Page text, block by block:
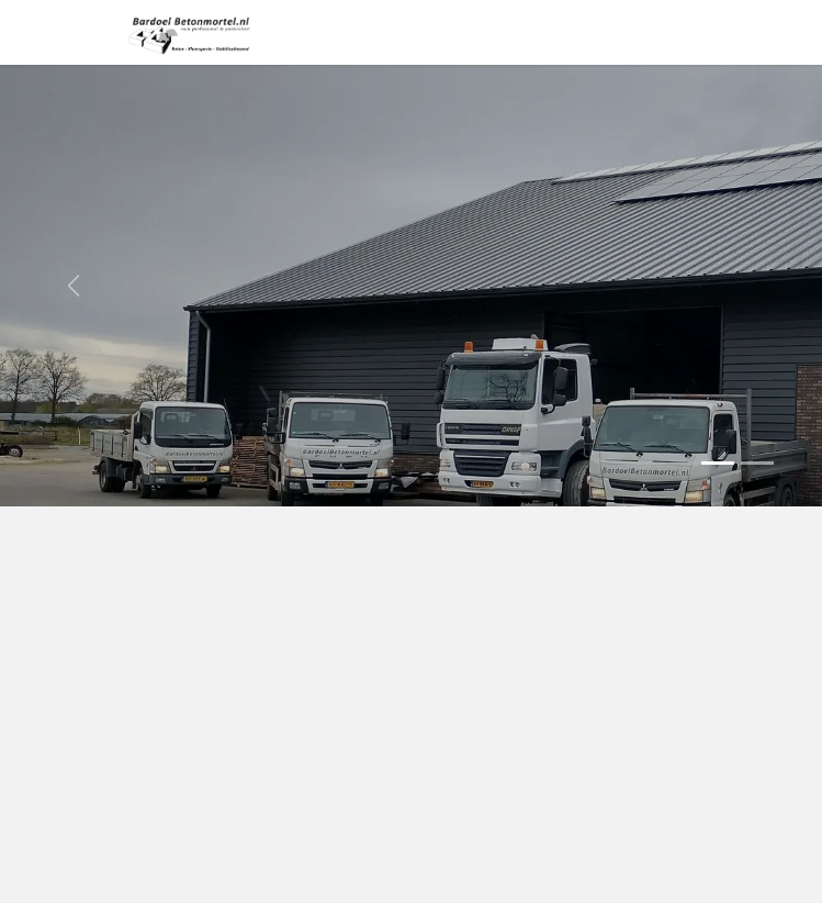
Overslaan naar inhoud
Vorige